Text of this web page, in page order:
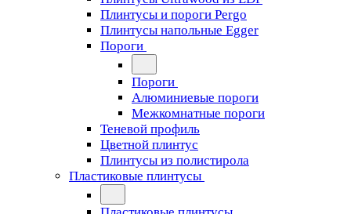
Плинтусы и пороги Pergo
Плинтусы напольные Egger
Пороги
Пороги
Алюминиевые пороги
Межкомнатные пороги
Теневой профиль
Цветной плинтус
Плинтусы из полистирола
Пластиковые плинтусы